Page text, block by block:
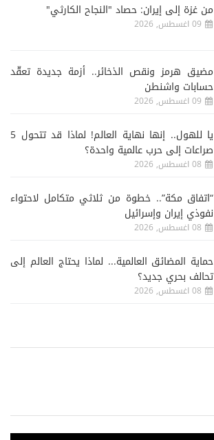
من غزة إلى إيران: حصاد "النجاح الكارثي"
09 اغسطس, 2026
مضيق هرمز ونقص الذخائر.. أزمة جديدة تعقّد
حسابات واشنطن
09 اغسطس, 2026
يا للهول.. إنها نهاية العالم! لماذا قد تتحول 5
صراعات إلى حرب عالمية واحدة؟
08 اغسطس, 2026
“اتفاق مكة”.. خطوة من ثلاثي متكامل لاحتواء
نفوذي إيران وإسرائيل
08 اغسطس, 2026
حماية المضائق العالمية... لماذا يحتاج العالم إلى
تحالف بحري جديد؟
08 اغسطس, 2026